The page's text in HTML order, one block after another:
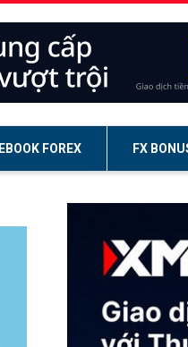
EBOOK FOREX FX